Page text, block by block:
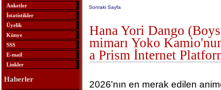
Anketler
İstatistikler
Üyelik
Künye
SSS
E-mail
Linkler
Haberler
Sonraki Sayfa
Hana Yori Dango
mimarı Yoko
a Prism İnternet
2026'nın en merak edilen